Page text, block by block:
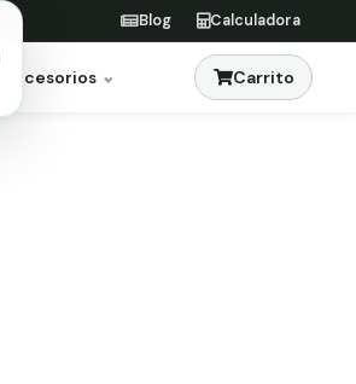
Blog Calculadora
Accesorios Carrito